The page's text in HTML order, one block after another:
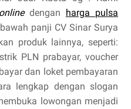
dengan harga pulsa
panji CV Sinar Surya
produk lainnya, seperti:
PLN prabayar, voucher
dan loket pembayaran
lengkap dengan slogan
lowongan menjadi